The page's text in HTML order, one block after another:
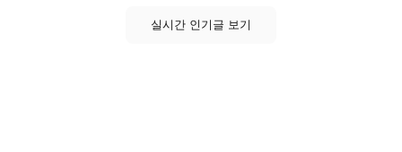
실시간 인기글 보기